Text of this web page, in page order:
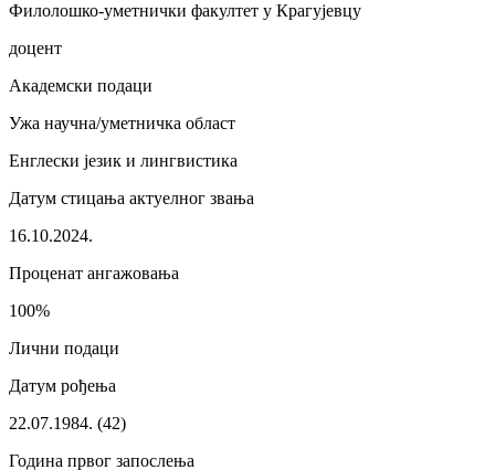
Филолошко-уметнички факултет у Крагујевцу
доцент
Академски подаци
Ужа научна/уметничка област
Енглески језик и лингвистика
Датум стицања актуелног звања
16.10.2024.
Проценат ангажовања
100%
Лични подаци
Датум рођења
22.07.1984. (42)
Година првог запослења